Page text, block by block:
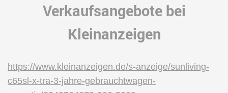
Verkaufsangebote bei
Kleinanzeigen
https://www.kleinanzeigen.de/s-anzeige/sunliving-
c65sl-x-tra-3-jahre-gebrauchtwagen-